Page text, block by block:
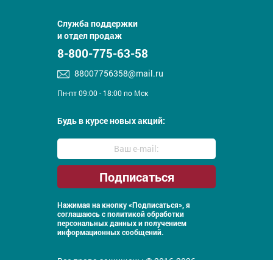
Служба поддержки
и отдел продаж
8-800-775-63-58
88007756358@mail.ru
Пн-пт 09:00 - 18:00 по Мск
Будь в курсе новых акций:
Нажимая на кнопку «Подписаться», я
соглашаюсь с политикой обработки
персональных данных и получением
информационных сообщений.